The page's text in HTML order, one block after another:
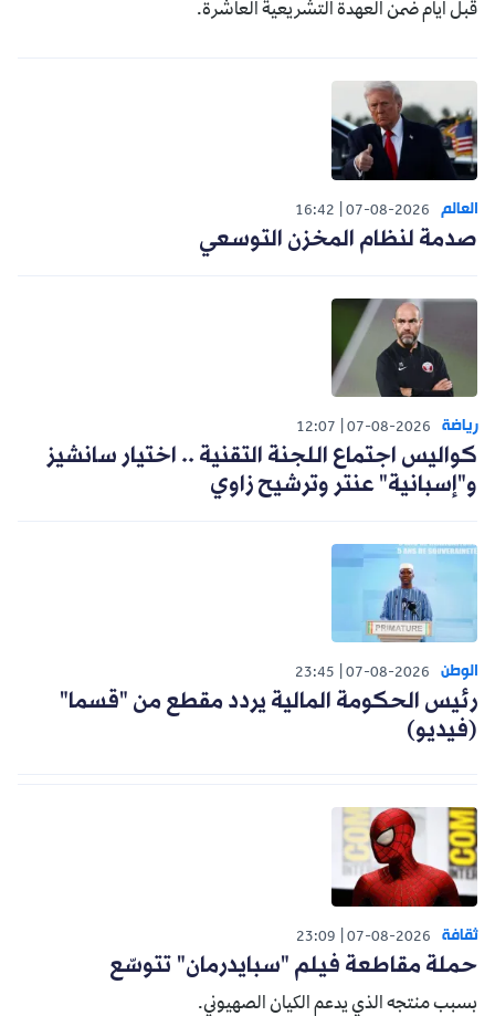
قبل أيام ضمن العهدة التشريعية العاشرة.
العالم 07-08-2026
16:42
صدمة لنظام المخزن التوسعي
رياضة 07-08-2026
12:07
كواليس اجتماع اللجنة التقنية .. اختيار سانشيز
و"إسبانية" عنتر وترشيح زاوي
الوطن 07-08-2026
23:45
رئيس الحكومة المالية يردد مقطع من "قسما"
(فيديو)
ثقافة 07-08-2026
23:09
حملة مقاطعة فيلم "سبايدرمان" تتوسّع
بسبب منتجه الذي يدعم الكيان الصهيوني.